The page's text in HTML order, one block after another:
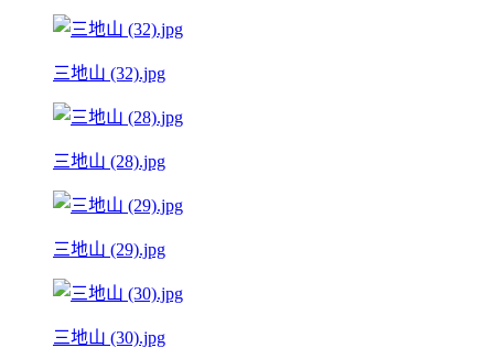
三地山 (32).jpg
三地山 (28).jpg
三地山 (29).jpg
三地山 (30).jpg